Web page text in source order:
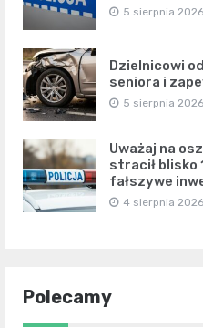
5 sierpnia 2026
Dzielnicowi
seniora i
5 sierpnia 2026
Uważaj na
stracił blisko
fałszywe
4 sierpnia 2026
Polecamy